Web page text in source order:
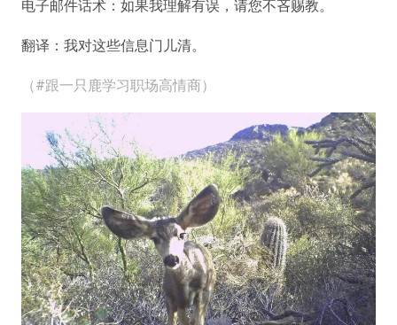
电子邮件话术：如果我理解有误，请您不吝赐教。
翻译：我对这些信息门儿清。
（#跟一只鹿学习职场高情商）